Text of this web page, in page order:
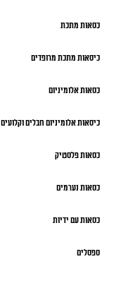
כסאות מתכת
כיסאות מתכת מרופדים
כסאות אלומיניום
כיסאות אלומיניום חבלים וקלועים
כסאות פלסטיק
כסאות נערמים
כסאות עם ידיות
ספסלים